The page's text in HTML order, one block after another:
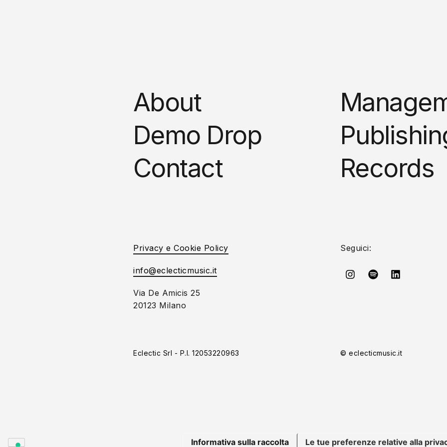
About
Demo Drop
Contact
Privacy e Cookie Policy
info@eclecticmusic.it
Via De Amicis 25
20123 Milano
Records
Seguici:
Eclectic Srl - P.I. 12053220963 © eclecticmusic.it
Informativa sulla raccolta Le tue preferenze relative alla